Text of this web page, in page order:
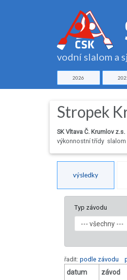
vodní slalom a
2026
Stropek
SK Vltava Č. Krumlov z.s.
výkonnostní třídy slalom
výsledky
Typ závodu
řadit: podle závodu
datum závod